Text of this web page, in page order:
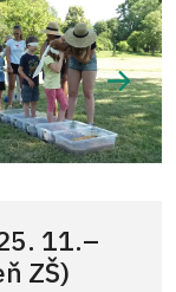
11.–
ZŠ)